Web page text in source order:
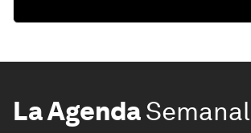
La AgendaSemanal